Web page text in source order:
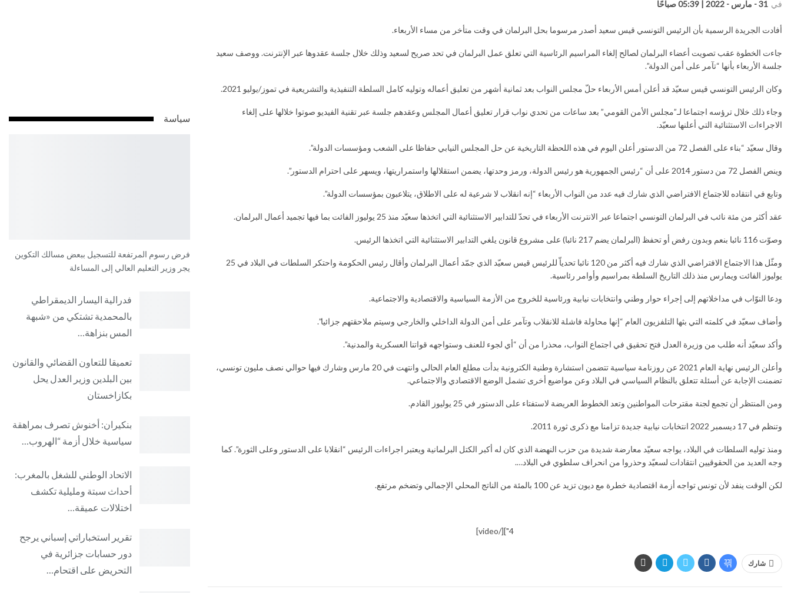
في 31 - مارس - 2022 | 05:39 صباحًا
أفادت الجريدة الرسمية بأن الرئيس التونسي قيس سعيد أصدر مرسوما بحل البرلمان في وقت متأخر من مساء الأربعاء.
جاءت الخطوة عقب تصويت أعضاء البرلمان لصالح إلغاء المراسيم الرئاسية التي تعلق عمل البرلمان في تحد صريح لسعيد وذلك خلال جلسة عقدوها عبر الإنترنت. ووصف سعيد
جلسة الأربعاء بأنها “تآمر على أمن الدولة”.
وكان الرئيس التونسي قيس سعيّد قد أعلن أمس الأربعاء حلّ مجلس النواب بعد ثمانية أشهر من تعليق أعماله وتوليه كامل السلطة التنفيذية والتشريعية في تموز/يوليو 2021.
وجاء ذلك خلال ترؤسه اجتماعا لـ”مجلس الأمن القومي” بعد ساعات من تحدي نواب قرار تعليق أعمال المجلس وعقدهم جلسة عبر تقنية الفيديو صوتوا خلالها على إلغاء
الاجراءات الاستثنائية التي أعلنها سعيّد.
وقال سعيّد “بناء على الفصل 72 من الدستور أعلن اليوم في هذه اللحظة التاريخية عن حل المجلس النيابي حفاظا على الشعب ومؤسسات الدولة”.
وينص الفصل 72 من دستور 2014 على أن “رئيس الجمهورية هو رئيس الدولة، ورمز وحدتها، يضمن استقلالها واستمراريتها، ويسهر على احترام الدستور”.
وتابع في انتقاده للاجتماع الافتراضي الذي شارك فيه عدد من النواب الأربعاء “إنه انقلاب لا شرعية له على الاطلاق، يتلاعبون بمؤسسات الدولة”.
عقد أكثر من مئة نائب في البرلمان التونسي اجتماعا عبر الانترنت الأربعاء في تحدّ للتدابير الاستثنائية التي اتخذها سعيّد منذ 25 يوليوز الفائت بما فيها تجميد أعمال البرلمان.
وصوّت 116 نائبا بنعم وبدون رفض أو تحفظ (البرلمان يضم 217 نائبا) على مشروع قانون يلغي التدابير الاستثنائية التي اتخذها الرئيس.
ومثّل هذا الاجتماع الافتراضي الذي شارك فيه أكثر من 120 نائبا تحدياّ للرئيس قيس سعيّد الذي جمّد أعمال البرلمان وأقال رئيس الحكومة واحتكر السلطات في البلاد في 25
يوليوز الفائت ويمارس منذ ذلك التاريخ السلطة بمراسيم وأوامر رئاسية.
ودعا النوّاب في مداخلاتهم إلى إجراء حوار وطني وانتخابات نيابية ورئاسية للخروج من الأزمة السياسية والاقتصادية والاجتماعية.
وأضاف سعيّد في كلمته التي بثها التلفزيون العام “إنها محاولة فاشلة للانقلاب وتآمر على أمن الدولة الداخلي والخارجي وسيتم ملاحقتهم جزائيا”.
وأكد سعيّد أنه طلب من وزيرة العدل فتح تحقيق في اجتماع النواب، محذرا من أن “أي لجوء للعنف وستواجهه قواتنا العسكرية والمدنية”.
وأعلن الرئيس نهاية العام 2021 عن روزنامة سياسية تتضمن استشارة وطنية الكترونية بدأت مطلع العام الحالي وانتهت في 20 مارس وشارك فيها حوالي نصف مليون تونسي،
تضمنت الإجابة عن أسئلة تتعلق بالنظام السياسي في البلاد وعن مواضيع أخرى تشمل الوضع الاقتصادي والاجتماعي.
ومن المنتظر أن تجمع لجنة مقترحات المواطنين وتعد الخطوط العريضة لاستفتاء على الدستور في 25 يوليوز القادم.
وتنظم في 17 ديسمبر 2022 انتخابات نيابية جديدة تزامنا مع ذكرى ثورة 2011.
ومنذ توليه السلطات في البلاد، يواجه سعيّد معارضة شديدة من حزب النهضة الذي كان له أكبر الكتل البرلمانية ويعتبر اجراءات الرئيس “انقلابا على الدستور وعلى الثورة”. كما
وجه العديد من الحقوقيين انتقادات لسعيّد وحذروا من انحراف سلطوي في البلاد….
لكن الوقت ينفد لأن تونس تواجه أزمة اقتصادية خطرة مع ديون تزيد عن 100 بالمئة من الناتج المحلي الإجمالي وتضخم مرتفع.
4"][/video]
شارك
سياسة
فرض رسوم المرتفعة للتسجيل ببعض مسالك التكوين
يجر وزير التعليم العالي إلى المساءلة
فدرالية اليسار الديمقراطي
بالمحمدية تشتكي من «شبهة
المس بنزاهة…
تعميقا للتعاون القضائي والقانون
بين البلدين وزير العدل يحل
بكازاخستان
بنكيران: أخنوش تصرف بمراهقة
سياسية خلال أزمة “الهروب…
الاتحاد الوطني للشغل بالمغرب:
أحداث سبتة ومليلية تكشف
اختلالات عميقة…
تقرير استخباراتي إسباني يرجح
دور حسابات جزائرية في
التحريض على اقتحام…